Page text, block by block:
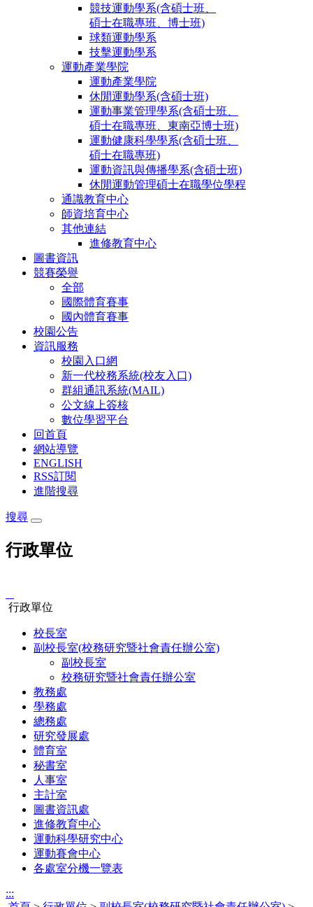
競技運動學系(含碩士班、
碩士在職專班、博士班)
球類運動學系
技擊運動學系
運動產業學院
運動產業學院
休閒運動學系(含碩士班)
運動事業管理學系(含碩士班、
碩士在職專班、東南亞博士班)
運動健康科學學系(含碩士班、
碩士在職專班)
運動資訊與傳播學系(含碩士班)
休閒運動管理碩士在職學位學程
通識教育中心
師資培育中心
其他連結
進修教育中心
圖書資訊
競賽榮譽
全部
國際體育賽事
國內體育賽事
校園公告
資訊服務
校園入口網
新一代校務系統(校友入口)
群組通訊系統(MAIL)
公文線上簽核
數位學習平台
回首頁
網站導覽
ENGLISH
RSS訂閱
進階搜尋
搜尋
行政單位
行政單位
校長室
副校長室(校務研究暨社會責任辦公室)
副校長室
校務研究暨社會責任辦公室
教務處
學務處
總務處
研究發展處
體育室
秘書室
人事室
主計室
圖書資訊處
進修教育中心
運動科學研究中心
運動賽會中心
各處室分機一覽表
:::